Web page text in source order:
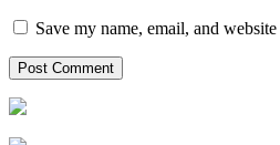
Save my name, email, and